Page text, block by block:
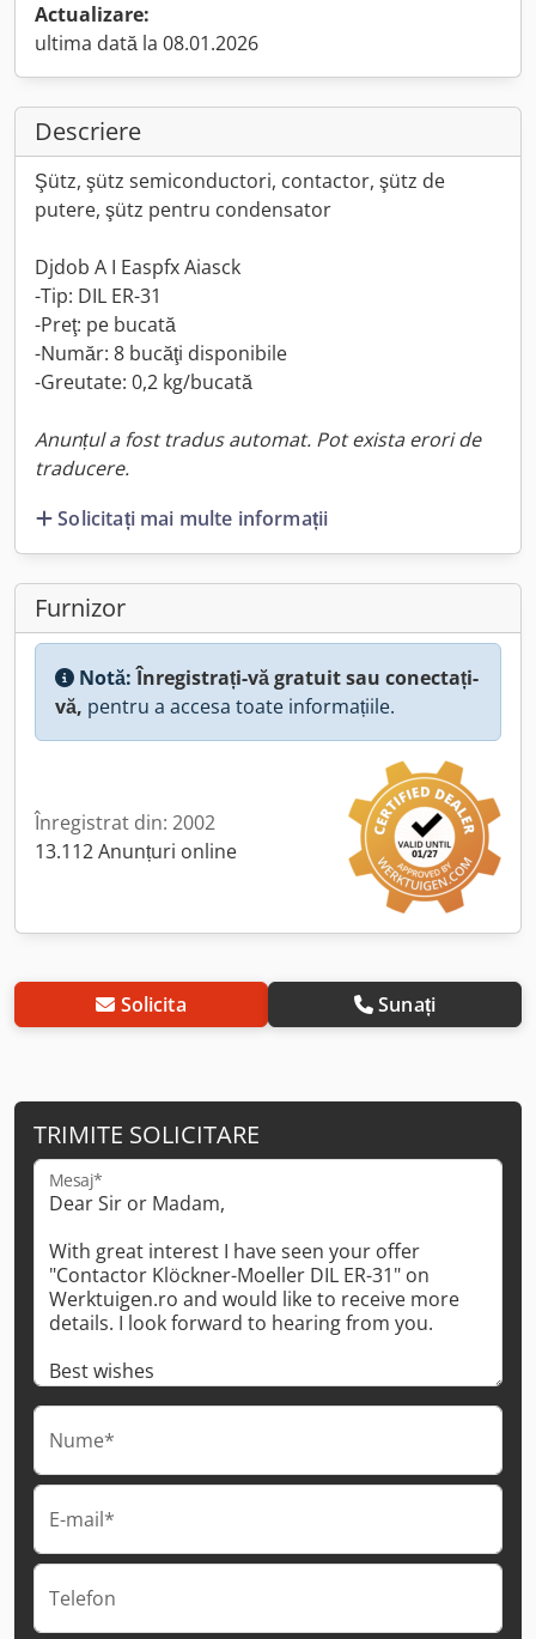
Actualizare:
ultima dată la 08.01.2026
Descriere
Şütz, şütz semiconductori, contactor, şütz de
putere, şütz pentru condensator
Djdob A I Easpfx Aiasck
-Tip: DIL ER-31
-Preţ: pe bucată
-Număr: 8 bucăţi disponibile
-Greutate: 0,2 kg/bucată
Anunțul a fost tradus automat. Pot exista erori de
traducere.
Solicitați mai multe informații
Furnizor
Notă:Înregistrați-vă gratuit sau conectați-
vă, pentru a accesa toate informațiile.
Înregistrat din: 2002
13.112 Anunțuri online
Solicita Sunați
TRIMITE SOLICITARE
Mesaj*
Nume*
E-mail*
Telefon